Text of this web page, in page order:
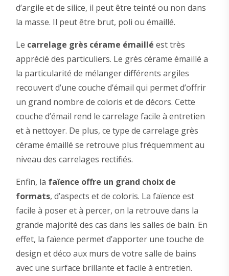
d’argile et de silice, il peut être teinté ou non dans
la masse. Il peut être brut, poli ou émaillé.
Le carrelage grès cérame émaillé est très
apprécié des particuliers. Le grès cérame émaillé a
la particularité de mélanger différents argiles
recouvert d’une couche d’émail qui permet d’offrir
un grand nombre de coloris et de décors. Cette
couche d’émail rend le carrelage facile à entretien
et à nettoyer. De plus, ce type de carrelage grès
cérame émaillé se retrouve plus fréquemment au
niveau des carrelages rectifiés.
Enfin, la faïence offre un grand choix de
formats, d’aspects et de coloris. La faïence est
facile à poser et à percer, on la retrouve dans la
grande majorité des cas dans les salles de bain. En
effet, la faïence permet d’apporter une touche de
design et déco aux murs de votre salle de bains
avec une surface brillante et facile à entretien.